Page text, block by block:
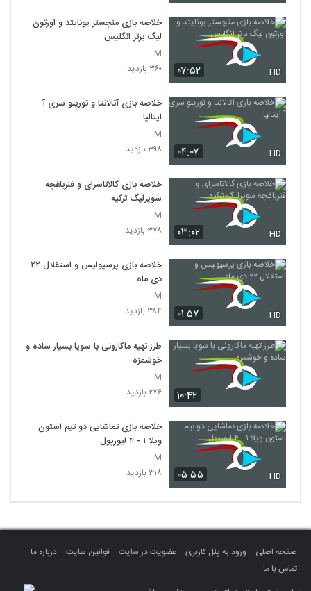
۰۷:۵۲ HD
خلاصه بازی منچستر یونایتد و اورتون
لیگ برتر انگلیس
M
۳۶۰ بازدید
۰۴:۰۷ HD
خلاصه بازی آتالانتا و تورینو سری آ
ایتالیا
M
۳۹۸ بازدید
۰۳:۰۲ HD
خلاصه بازی گالاتاسرای و فنرباغچه
سوپرلیگ ترکیه
M
۳۷۸ بازدید
۰۱:۵۷ HD
خلاصه بازی پرسپولیس و استقلال ۲۲
دی ماه
M
۳۸۴ بازدید
۱۰:۴۲
طرز تهیه ماکارونی با سویا بسیار ساده و
خوشمزه
M
۲۷۶ بازدید
۰۵:۵۵ HD
خلاصه بازی تماشایی دو تیم استون
ویلا ۱ - ۴ لیورپول
M
۳۱۸ بازدید
صفحه اصلی ورود به پنل کاربری عضویت در سایت قوانین سایت
درباره ما
تماس با ما